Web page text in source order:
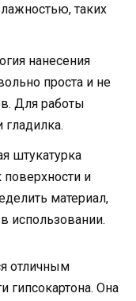
таких
нанесения
проста и не
Для работы
гладилка.
штукатурка
и
материал,
использовании.
отличным
гипсокартона. Она